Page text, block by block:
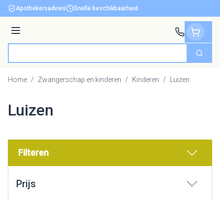
Ga naar de inhoud
Apothekersadvies Snelle beschikbaarheid
Menu
Zoek
Home / Zwangerschap en kinderen / Kinderen / Luizen
Luizen
Filteren
Prijs